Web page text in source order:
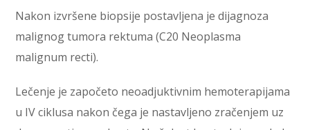
Nakon izvršene biopsije postavljena je dijagnoza
malignog tumora rektuma (C20 Neoplasma
malignum recti).
Lečenje je započeto neoadjuktivnim hemoterapijama
u IV ciklusa nakon čega je nastavljeno zračenjem uz